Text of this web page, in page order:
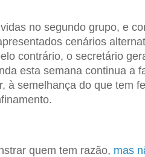
no segundo grupo, e
cenários
contrário, o secretário
esta semana continua a
à semelhança do que tem
quem tem razão, mas